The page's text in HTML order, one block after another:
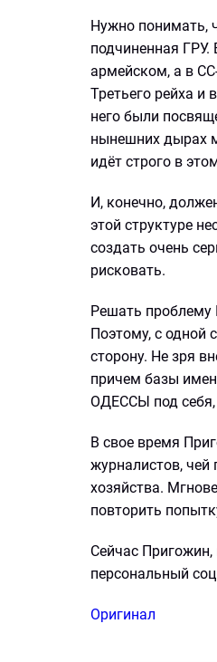
Нужно понимать,
подчиненная ГРУ.
армейском, а в
Третьего рейха и
него были
нынешних дырах
идёт строго в
И, конечно,
этой структуре
создать очень
рисковать.
Решать проблему
Поэтому, с одной
сторону. Не зря
причем базы
ОДЕССЫ под себя,
В свое время
журналистов, чей
хозяйства.
повторить
Сейчас Пригожин,
персональный
Оригинал